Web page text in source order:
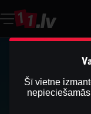
Šī vietne